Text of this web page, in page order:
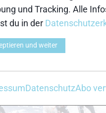
und Tracking. Alle
du in der
und weiter
DatenschutzAbo